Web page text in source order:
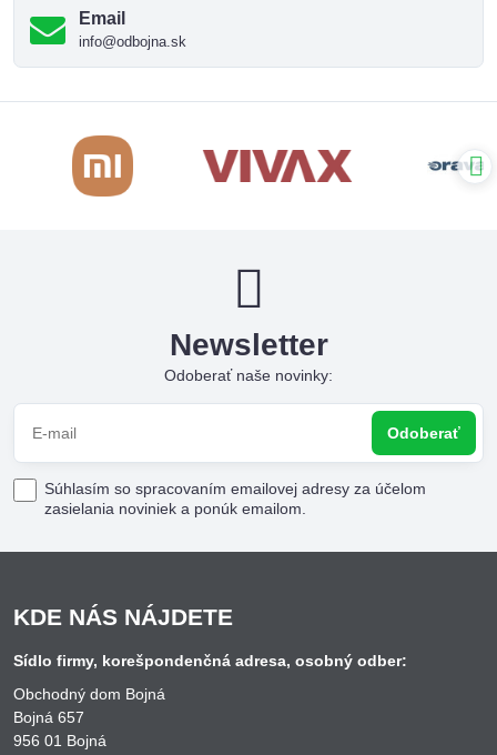
Email
info@odbojna.sk
Newsletter
Odoberať naše novinky:
Odoberať
Súhlasím so spracovaním emailovej adresy za účelom
zasielania noviniek a ponúk emailom.
KDE NÁS NÁJDETE
Sídlo firmy, korešpondenčná adresa, osobný odber:
Obchodný dom Bojná
Bojná 657
956 01 Bojná